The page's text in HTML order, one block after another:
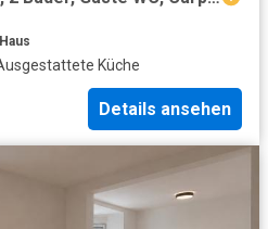
Haus
Küche
Details ansehen